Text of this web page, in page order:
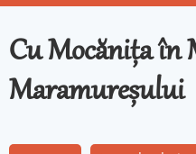
Cu Mocănița în
Maramureșului